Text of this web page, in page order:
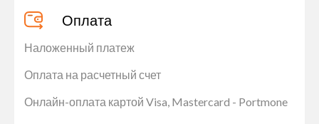
Оплата
Наложенный платеж
Оплата на расчетный счет
Онлайн-оплата картой Visa, Mastercard - Portmone